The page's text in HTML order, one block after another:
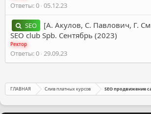
Ответы 0 05.12.23
SEO
[А. Акулов, С. Павлович, Г.
SEO club Spb. Сентябрь (2023)
Ректор
Ответы 0 29.09.23
ГЛАВНАЯ Слив платных курсов SEO продвижение